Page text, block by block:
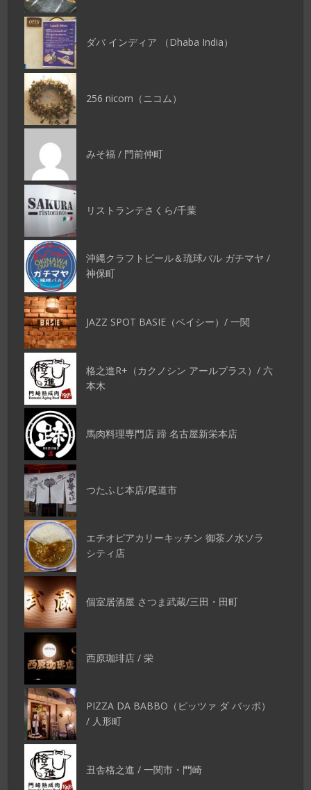
ダバ インディア （Dhaba India）
256 nicom（ニコム）
みそ福 / 門前仲町
リストランテさくら/千葉
沖縄クラフトビール＆琉球バル ガチマヤ /
神保町
JAZZ SPOT BASIE（ベイシー）/ 一関
格之進R+（カクノシン アールプラス）/ 六
本木
馬肉料理専門店 蹄 名古屋新栄本店
つたふじ本店/尾道市
エチオピアカリーキッチン 御茶ノ水ソラ
シティ店
個室居酒屋 さつま武蔵/三田・田町
西原珈琲店 / 栄
PIZZA DA BABBO（ピッツァ ダ バッボ）
/ 人形町
丑舎格之進 / 一関市・門崎